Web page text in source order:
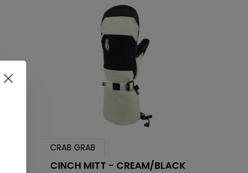
CRAB GRAB
CINCH MITT - CREAM/BLACK